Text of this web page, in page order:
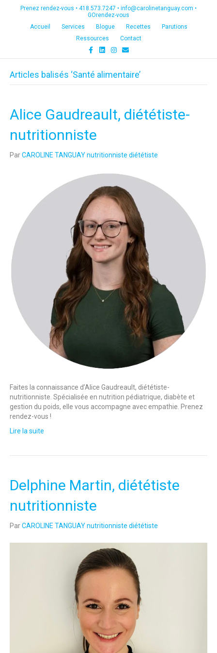
Prenez rendez-vous • 418.573.7247 • info@carolinetanguay.com •
GOrendez-vous
Accueil
Services Blogue Recettes
Parutions
Ressources
Contact
c
b
n
e
s
a
E
m
a
l
Articles balisés ‘Santé alimentaire’
Alice Gaudreault, diététiste-
nutritionniste
ParCAROLINE TANGUAY nutritionniste diététiste
Faites la connaissance d’Alice Gaudreault, diététiste-
nutritionniste. Spécialisée en nutrition pédiatrique, diabète et
gestion du poids, elle vous accompagne avec empathie. Prenez
rendez-vous !
Lire la suite
Delphine Martin, diététiste
nutritionniste
ParCAROLINE TANGUAY nutritionniste diététiste